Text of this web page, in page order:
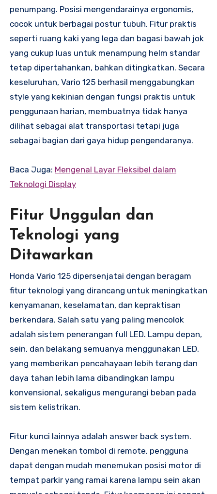
penumpang. Posisi mengendarainya ergonomis,
cocok untuk berbagai postur tubuh. Fitur praktis
seperti ruang kaki yang lega dan bagasi bawah jok
yang cukup luas untuk menampung helm standar
tetap dipertahankan, bahkan ditingkatkan. Secara
keseluruhan, Vario 125 berhasil menggabungkan
style yang kekinian dengan fungsi praktis untuk
penggunaan harian, membuatnya tidak hanya
dilihat sebagai alat transportasi tetapi juga
sebagai bagian dari gaya hidup pengendaranya.
Baca Juga: Mengenal Layar Fleksibel dalam
Teknologi Display
Fitur Unggulan dan
Teknologi yang
Ditawarkan
Honda Vario 125 dipersenjatai dengan beragam
fitur teknologi yang dirancang untuk meningkatkan
kenyamanan, keselamatan, dan kepraktisan
berkendara. Salah satu yang paling mencolok
adalah sistem penerangan full LED. Lampu depan,
sein, dan belakang semuanya menggunakan LED,
yang memberikan pencahayaan lebih terang dan
daya tahan lebih lama dibandingkan lampu
konvensional, sekaligus mengurangi beban pada
sistem kelistrikan.
Fitur kunci lainnya adalah answer back system.
Dengan menekan tombol di remote, pengguna
dapat dengan mudah menemukan posisi motor di
tempat parkir yang ramai karena lampu sein akan